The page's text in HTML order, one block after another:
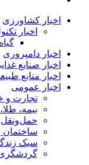
اخبار کشاورزی
اخبار
اخبار دامپروری
اخبار صنایع
اخبار منابع
اخبار عمومی
تجارت و
بیمه،
حمل‌و‌نقل
ساختمان
سبک